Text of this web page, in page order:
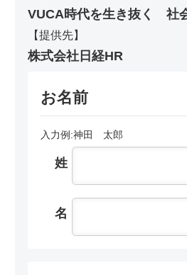
VUCA時代を生き抜く 社
【提供先】
株式会社日経HR
お名前
入力例:神田 太郎
姓
名